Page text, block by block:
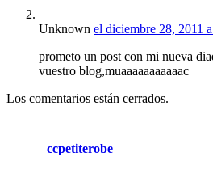
Unknown el diciembre 28, 2011
prometo un post con mi nueva
vuestro blog,muaaaaaaaaaaac
Los comentarios están cerrados.
ccpetiterobe